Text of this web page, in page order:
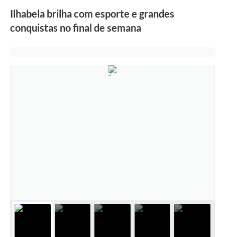
Ilhabela brilha com esporte e grandes
conquistas no final de semana